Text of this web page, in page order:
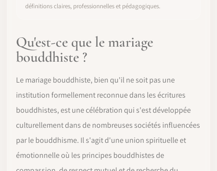
COMMENCER
définitions claires, professionnelles et pédagogiques.
Qu'est-ce que le mariage
bouddhiste ?
Le mariage bouddhiste, bien qu'il ne soit pas une
institution formellement reconnue dans les écritures
bouddhistes, est une célébration qui s'est développée
culturellement dans de nombreuses sociétés influencées
par le bouddhisme. Il s'agit d'une union spirituelle et
émotionnelle où les principes bouddhistes de